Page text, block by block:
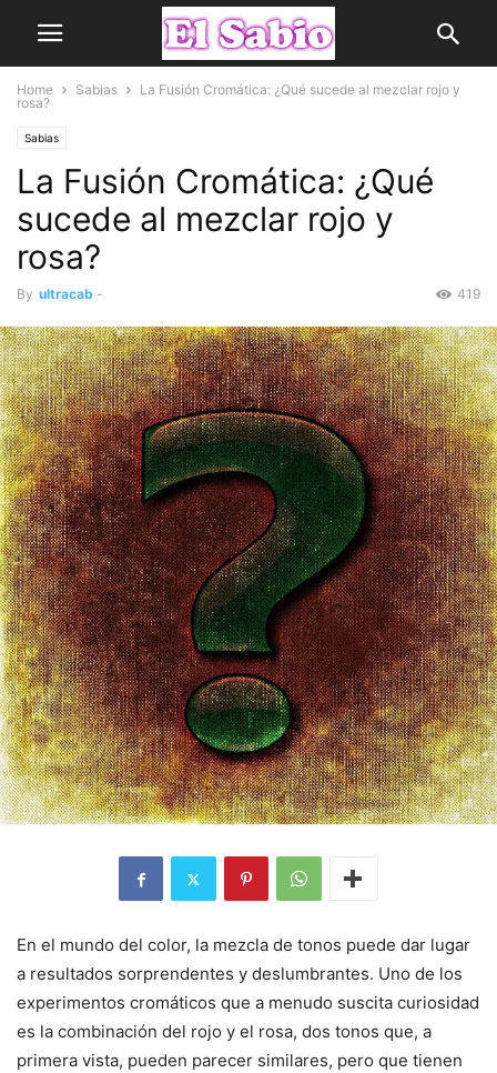
Home Sabias
La Fusión Cromática: ¿Qué sucede al mezclar rojo y
rosa?
Sabias
La Fusión Cromática: ¿Qué
sucede al mezclar rojo y
rosa?
By ultracab - 419
En el mundo del color, la mezcla de tonos puede dar lugar
a resultados sorprendentes y deslumbrantes. Uno de los
experimentos cromáticos que a menudo suscita curiosidad
es la combinación del rojo y el rosa, dos tonos que, a
primera vista, pueden parecer similares, pero que tienen